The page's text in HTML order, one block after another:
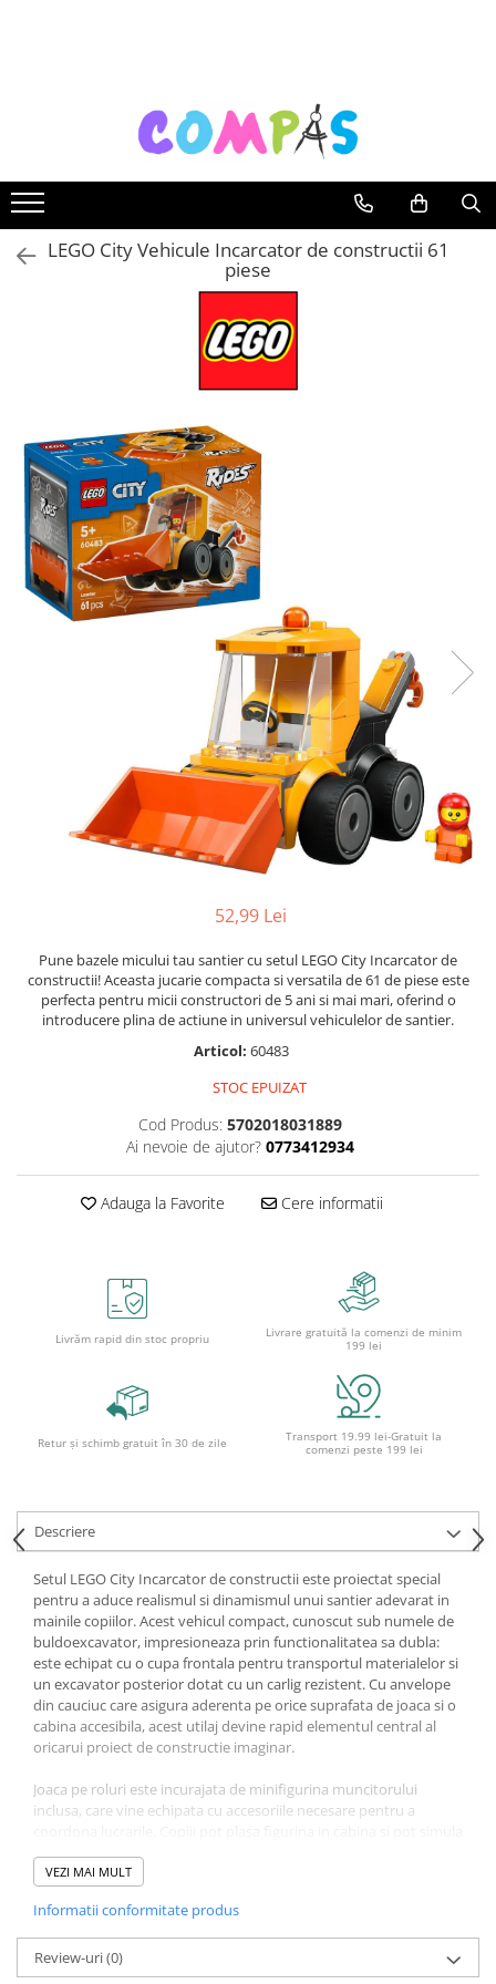
Noutăți Librăria Compas
Souvenir România
Rechizite școlare
Instrumente de scris
Pixuri
Stilouri școlare
Creioane cerate
Carioci
Radiere
Ascutițori
Corectoare și lipici
Mine și rezerve
Cretă școlară și creativă
Lupe și articole educative
Foarfece școlare
Globuri pământești
Cutii sandwich și caserole
Cutii pentru depozitare
Caiete școlare și hârtie
Caiete dictando
Caiete geografie și biologie
Caiete tip I, II și III
Caiete foi veline
Rezerve pentru caiete
Hârtie pentru lucru manual
Accesorii geometrie și matematică
Rigle și Echere
Truse geometrie
Ghiozdane și rucsacuri
Ghiozdane școlare
Rucsacuri școlare și casual
Ghiozdane pentru grădinită
Trollere pentru copii
Penare
Penare echipate
Penare neechipate
Penare tip etui
Acuarele și pensule școlare
Acuarele școlare și Tempera
Pahare și palete pictură
Cărți
Cărți pentru copii
Cărți de colorat
LEGO City Vehicule Incarcator de constructii 61
piese
52,99 Lei
Pune bazele micului tau santier cu setul LEGO City Incarcator de
constructii! Aceasta jucarie compacta si versatila de 61 de piese este
perfecta pentru micii constructori de 5 ani si mai mari, oferind o
introducere plina de actiune in universul vehiculelor de santier.
Articol: 60483
STOC EPUIZAT
Cod Produs: 5702018031889
Ai nevoie de ajutor? 0773412934
Adauga la Favorite Cere informatii
Livrăm rapid din stoc propriu
Livrare gratuită la comenzi de minim
199 lei
Retur și schimb gratuit în 30 de zile
Transport 19.99 lei-Gratuit la
comenzi peste 199 lei
Descriere
Setul LEGO City Incarcator de constructii este proiectat special
pentru a aduce realismul si dinamismul unui santier adevarat in
mainile copiilor. Acest vehicul compact, cunoscut sub numele de
buldoexcavator, impresioneaza prin functionalitatea sa dubla:
este echipat cu o cupa frontala pentru transportul materialelor si
un excavator posterior dotat cu un carlig rezistent. Cu anvelope
din cauciuc care asigura aderenta pe orice suprafata de joaca si o
cabina accesibila, acest utilaj devine rapid elementul central al
oricarui proiect de constructie imaginar.
Joaca pe roluri este incurajata de minifigurina muncitorului
inclusa, care vine echipata cu accesoriile necesare pentru a
diverse activitati de santier, de la sapaturi complexe pana la
mutarea resturilor de constructie. Fiind o constructie simpla si
celor mici, oferindu-le satisfactia de a finaliza singuri un model
tehnic functional.
Face parte din colectia apreciata LEGO City Vehicule si poate fi
VEZI MAI MULT
Informatii conformitate produs
Review-uri(0)